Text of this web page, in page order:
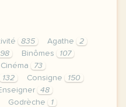
835 Agathe
2
Binômes
107
Cinéma
73
132 Consigne
150
48
Godrèche
1